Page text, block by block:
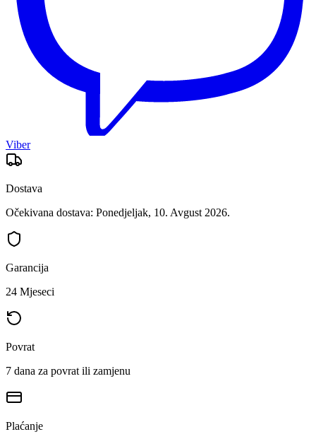
Viber
Dostava
Očekivana dostava: Ponedjeljak, 10. Avgust 2026.
Garancija
24 Mjeseci
Povrat
7 dana za povrat ili zamjenu
Plaćanje